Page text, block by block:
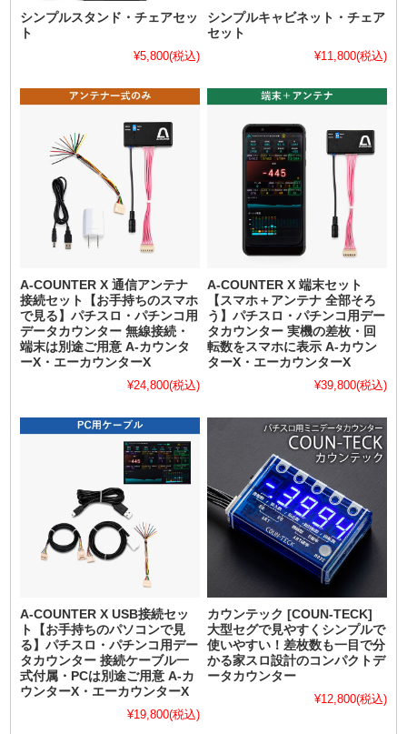
シンプルスタンド・チェアセッ
ト
¥5,800(税込)
シンプルキャビネット・チェア
セット
¥11,800(税込)
A-COUNTER X 通信アンテナ
接続セット【お手持ちのスマホ
で見る】パチスロ・パチンコ用
データカウンター 無線接続・
端末は別途ご用意 A-カウンタ
ーX・エーカウンターX
¥24,800(税込)
A-COUNTER X 端末セット
【スマホ＋アンテナ 全部そろ
う】パチスロ・パチンコ用デー
タカウンター 実機の差枚・回
転数をスマホに表示 A-カウン
ターX・エーカウンターX
¥39,800(税込)
A-COUNTER X USB接続セッ
ト【お手持ちのパソコンで見
る】パチスロ・パチンコ用デー
タカウンター 接続ケーブル一
式付属・PCは別途ご用意 A-カ
ウンターX・エーカウンターX
¥19,800(税込)
カウンテック [COUN-TECK]
大型セグで見やすくシンプルで
使いやすい！差枚数も一目で分
かる家スロ設計のコンパクトデ
ータカウンター
¥12,800(税込)